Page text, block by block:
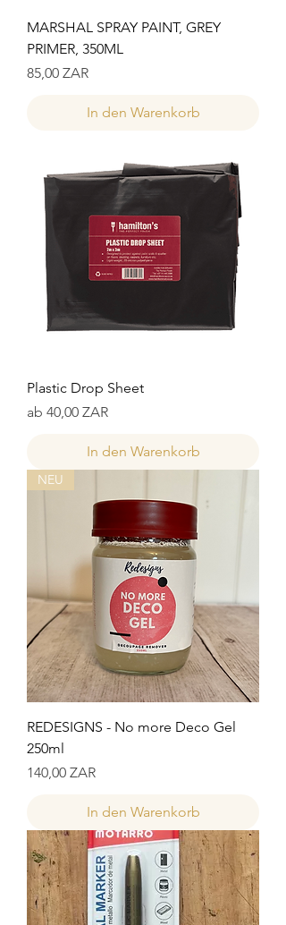
MARSHAL SPRAY PAINT, GREY
PRIMER, 350ML
Preis
85,00 ZAR
In den Warenkorb
Plastic Drop Sheet
ab 40,00 ZAR
Sale-Preis
In den Warenkorb
NEU
REDESIGNS - No more Deco Gel
250ml
Preis
140,00 ZAR
In den Warenkorb